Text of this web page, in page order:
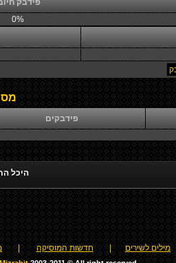
פידבק
0%
פידבקים
היכל
מילים לשירים חדשות המוסיקה